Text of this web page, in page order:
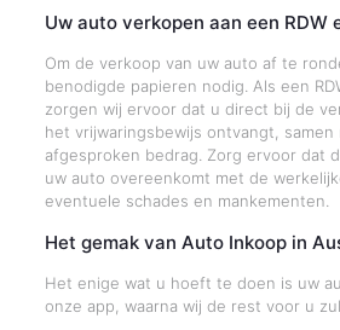
Uw auto verkopen aan een RDW
Om de verkoop van uw auto af te
benodigde papieren nodig. Als een
zorgen wij ervoor dat u direct bij de
het vrijwaringsbewijs ontvangt, samen
afgesproken bedrag. Zorg ervoor dat
uw auto overeenkomt met de
eventuele schades en mankementen.
Het gemak van Auto Inkoop in
Het enige wat u hoeft te doen is uw
onze app, waarna wij de rest voor u